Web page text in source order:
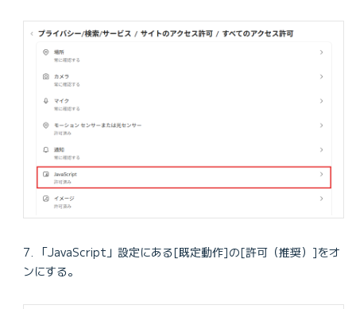
「JavaScript」設定にある[既定動作]の[許可（推奨）]をオ
ンにする。